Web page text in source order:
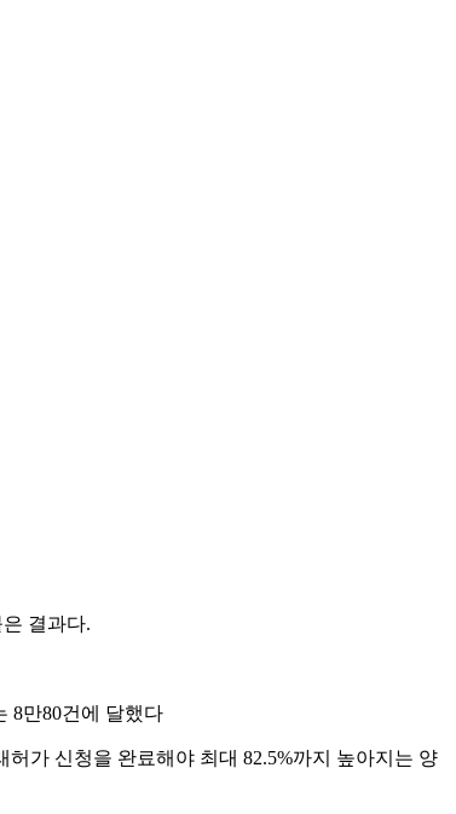
결과다.
8만80건에 달했다
가 신청을 완료해야 최대 82.5%까지 높아지는 양